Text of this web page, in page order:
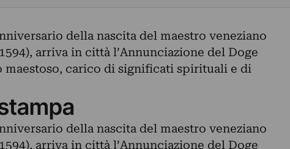
della nascita del maestro veneziano
arriva in città l’Annunciazione del Doge
maestoso, carico di significati spirituali e di
della nascita del maestro veneziano
arriva in città l’Annunciazione del Doge